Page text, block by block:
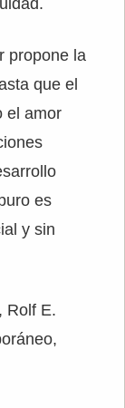
propone la
que el
el amor
es
y sin
Rolf E.